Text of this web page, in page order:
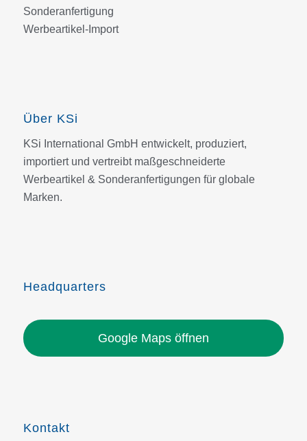
Sonderanfertigung
Werbeartikel-Import
Über KSi
KSi International GmbH entwickelt, produziert,
importiert und vertreibt maßgeschneiderte
Werbeartikel & Sonderanfertigungen für globale
Marken.
Headquarters
Google Maps öffnen
Kontakt